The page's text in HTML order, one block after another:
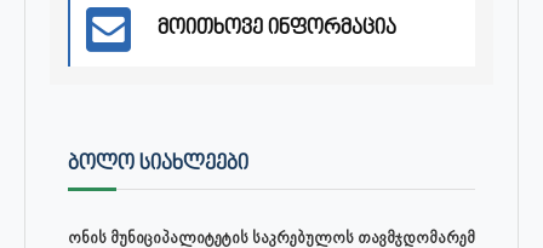
მოითხოვე ინფორმაცია
ᲑᲝᲚᲝ ᲡᲘᲐᲮᲚᲔᲔᲑᲘ
ონის მუნიციპალიტეტის საკრებულოს თავმჯდომარემ